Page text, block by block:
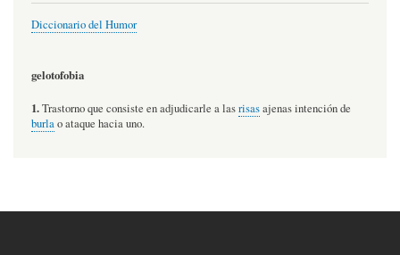
Diccionario del Humor
gelotofobia
1.Trastorno que consiste en adjudicarle a lasrisasajenas intención de
burlao ataque hacia uno.